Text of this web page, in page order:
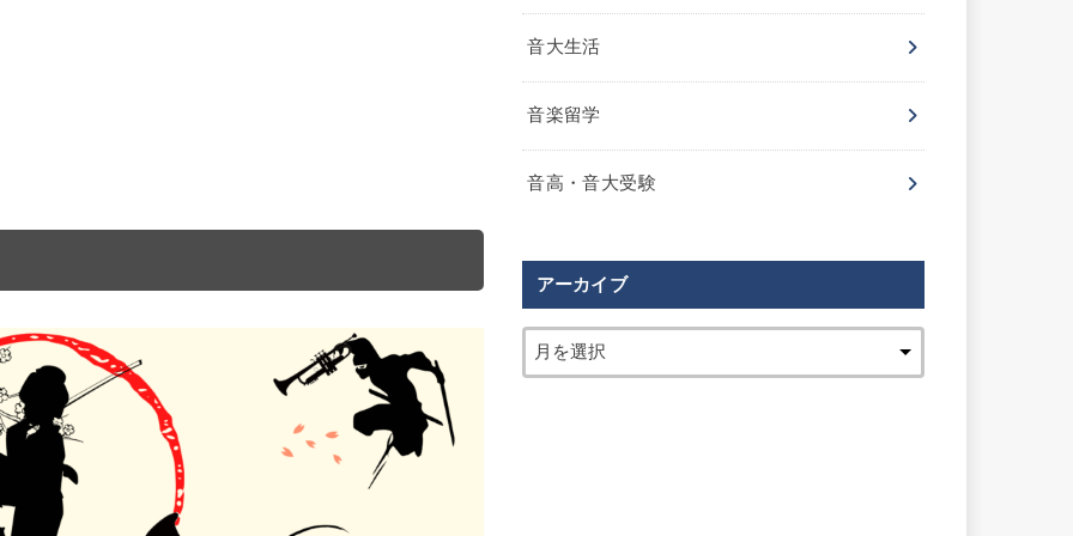
音大生活
音楽留学
音高・音大受験
アーカイブ